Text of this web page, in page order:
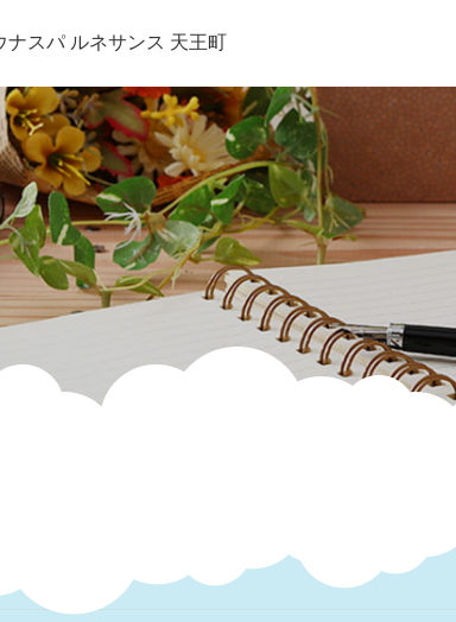
ナスパ ルネサンス 天王町